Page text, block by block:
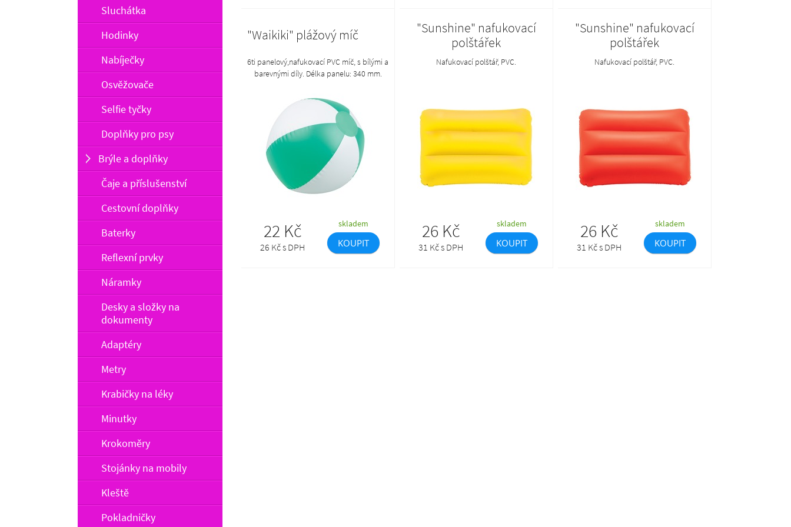
Sluchátka
Hodinky
Nabíječky
Osvěžovače
Selfie tyčky
Doplňky pro psy
Brýle a doplňky
Čaje a příslušenství
Cestovní doplňky
Baterky
Reflexní prvky
Náramky
Desky a složky na
dokumenty
Adaptéry
Metry
Krabičky na léky
Minutky
Krokoměry
Stojánky na mobily
Kleště
Pokladničky
"Waikiki" plážový míč
6ti panelový,nafukovací PVC míč, s bílými a
barevnými díly. Délka panelu: 340 mm.
skladem
KOUPIT
22 Kč
26 Kč s DPH
"Sunshine" nafukovací
polštářek
Nafukovací polštář, PVC.
skladem
KOUPIT
26 Kč
31 Kč s DPH
"Sunshine" nafukovací
polštářek
Nafukovací polštář, PVC.
skladem
KOUPIT
26 Kč
31 Kč s DPH